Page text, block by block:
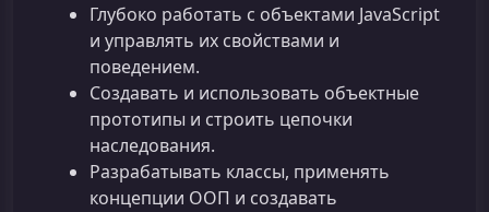
Глубоко работать с объектами JavaScript
и управлять их свойствами и
поведением.
Создавать и использовать объектные
прототипы и строить цепочки
наследования.
Разрабатывать классы, применять
концепции ООП и создавать